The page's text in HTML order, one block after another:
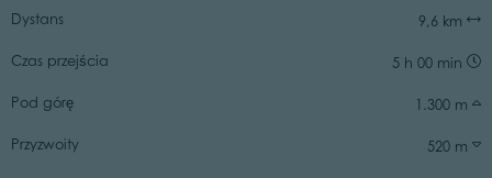
Dystans 9,6 km
Czas przejścia 5 h 00 min
Pod górę 1.300 m
Przyzwoity 520 m